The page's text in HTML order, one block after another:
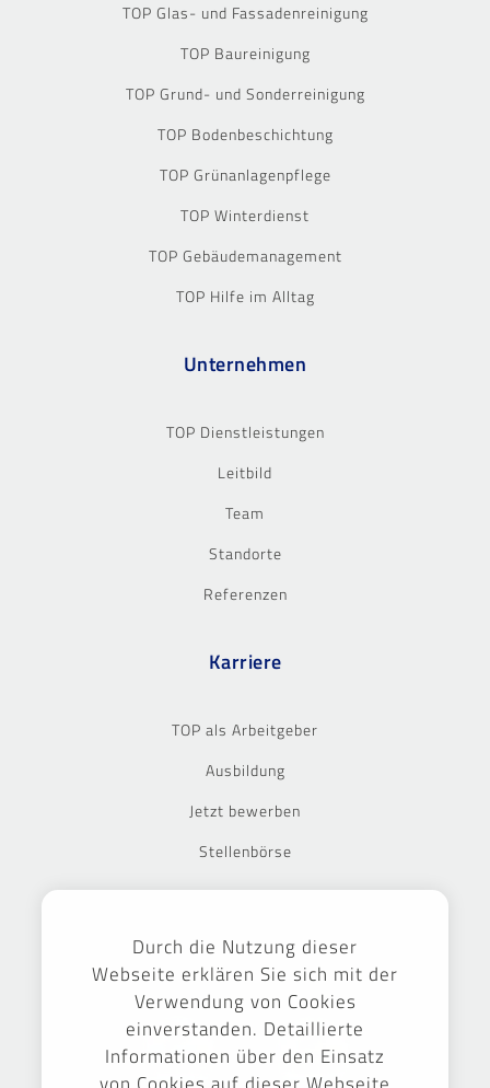
TOP Glas- und Fassadenreinigung
TOP Baureinigung
TOP Grund- und Sonderreinigung
TOP Bodenbeschichtung
TOP Grünanlagenpflege
TOP Winterdienst
TOP Gebäudemanagement
TOP Hilfe im Alltag
Unternehmen
TOP Dienstleistungen
Leitbild
Team
Standorte
Referenzen
Karriere
TOP als Arbeitgeber
Ausbildung
Jetzt bewerben
Stellenbörse
Durch die Nutzung dieser
Webseite erklären Sie sich mit der
Verwendung von Cookies
einverstanden. Detaillierte
Informationen über den Einsatz